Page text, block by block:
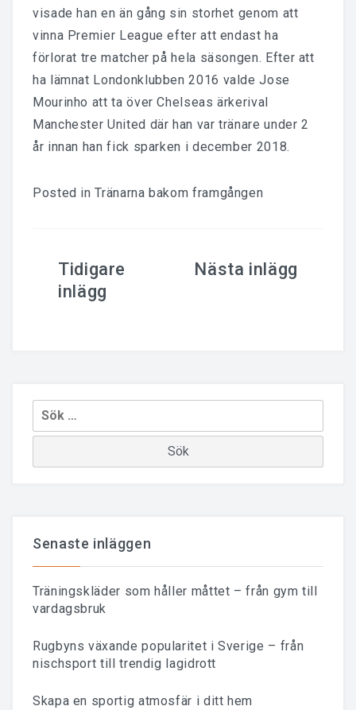
visade han en än gång sin storhet genom att
vinna Premier League efter att endast ha
förlorat tre matcher på hela säsongen. Efter att
ha lämnat Londonklubben 2016 valde Jose
Mourinho att ta över Chelseas ärkerival
Manchester United där han var tränare under 2
år innan han fick sparken i december 2018.
Posted inTränarna bakom framgången
Inläggsnavigering
Sök
efter:
Senaste inläggen
Träningskläder som håller måttet – från gym till
vardagsbruk
Rugbyns växande popularitet i Sverige – från
nischsport till trendig lagidrott
Skapa en sportig atmosfär i ditt hem